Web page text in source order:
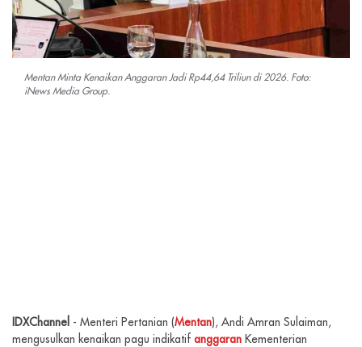
Mentan Minta Kenaikan Anggaran Jadi Rp44,64 Triliun di 2026. Foto:
iNews Media Group.
IDXChannel - Menteri Pertanian (Mentan), Andi Amran Sulaiman,
mengusulkan kenaikan pagu indikatif anggaran Kementerian